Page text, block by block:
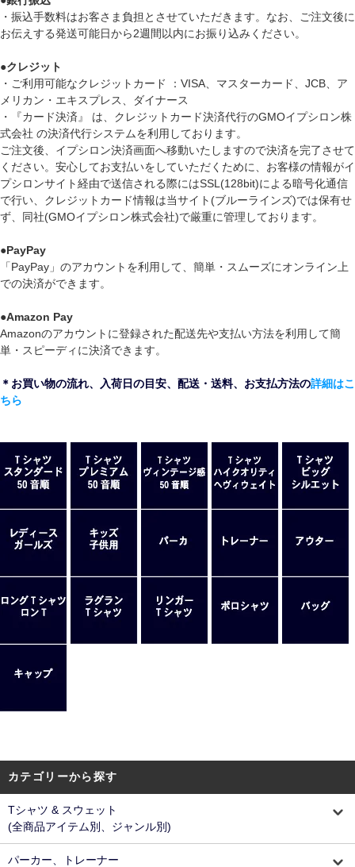
・振込手数料はお客さま負担とさせていただきます。なお、ご注文後に
お伝えする発送可能日から2週間以内にお振り込みください。
●クレジット
・ご利用可能なクレジットカード ：VISA、マスターカード、JCB、ア
メリカン・エキスプレス、ダイナース
・『カード決済』 は、クレジットカード決済代行のGMOイプシロン株
式会社 の決済代行システムを利用しております。
ご注文後、イプシロン決済画面へ移動いたしますので決済を完了させて
ください。安心してお支払いをしていただくために、お客様の情報がイ
プシロンサイト経由で送信される際にはSSL(128bit)による暗号化通信
で行い、クレジットカード情報は当サイト(ブルーラインズ)では保有せ
ず、同社(GMOイプシロン株式会社)で厳重に管理しております。
●PayPay
「PayPay」のアカウントを利用して、簡単・スムーズにオンライン上
での決済ができます。
●Amazon Pay
Amazonのアカウントに登録された配送先や支払い方法を利用して簡
単・スピーディに決済できます。
＊お買い物の流れ、入荷日の目安、配送・送料、お支払方法の詳細はこ
ちら
カテゴリーから探す
Tシャツ & スウェット
(全商品アイテム別、ジャンル別)
パーカー、トレーナー